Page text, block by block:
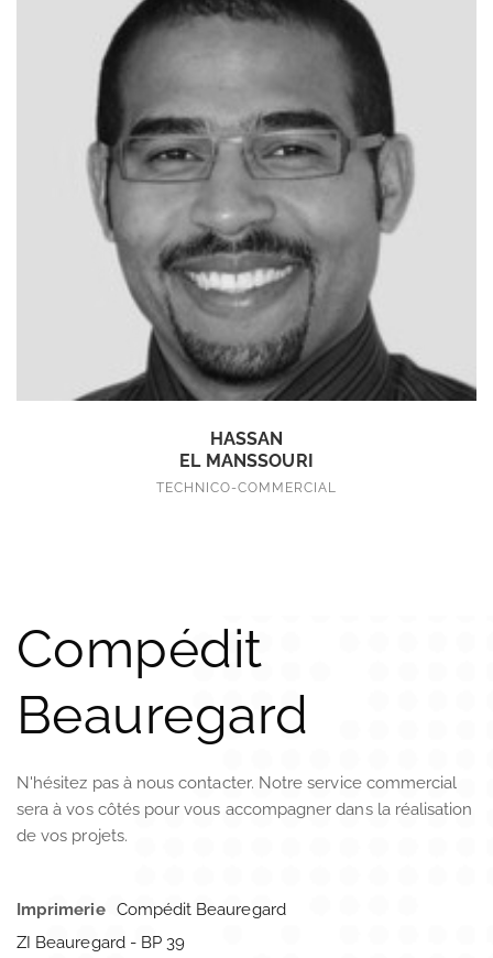
HASSAN
EL MANSSOURI
TECHNICO-COMMERCIAL
Compédit
Beauregard
N'hésitez pas à nous contacter. Notre service commercial
sera à vos côtés pour vous accompagner dans la réalisation
de vos projets.
Imprimerie Compédit Beauregard
ZI Beauregard - BP 39